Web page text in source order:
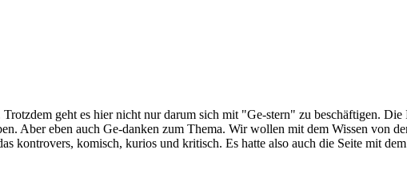
geht es hier nicht nur darum sich mit "Ge-stern" zu beschäftigen.
Aber eben auch Ge-danken zum Thema. Wir wollen mit dem Wissen von
kontrovers, komisch, kurios und kritisch. Es hatte also auch die Seite mit